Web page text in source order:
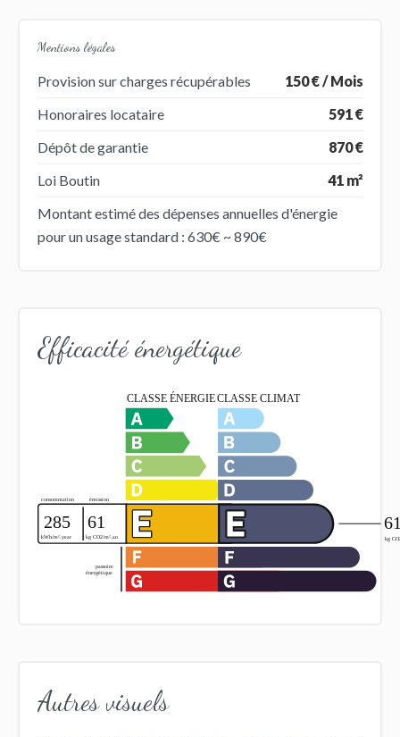
Mentions légales
Provision sur charges récupérables
150 € / Mois
Honoraires locataire
591 €
Dépôt de garantie
870 €
Loi Boutin
41 m²
Montant estimé des dépenses annuelles d'énergie
pour un usage standard : 630€ ~ 890€
Efficacité énergétique
Autres visuels